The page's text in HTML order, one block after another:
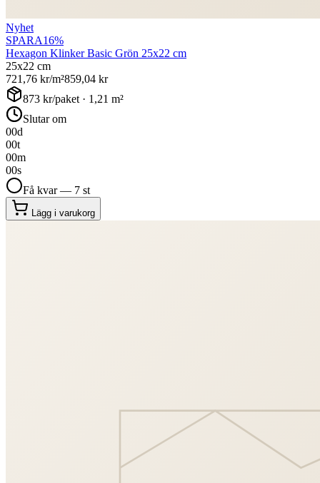
Nyhet
SPARA16%
Hexagon Klinker Basic Grön 25x22 cm
25x22 cm
721,76 kr/m²859,04 kr
873 kr/paket · 1,21 m²
Slutar om
00d
00t
00m
00s
Få kvar — 7 st
Lägg i varukorg